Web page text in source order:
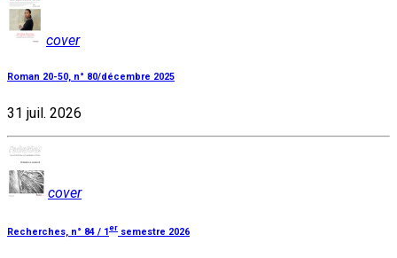
cover
Roman 20-50, n° 80/décembre 2025
31 juil. 2026
cover
Recherches, n° 84 / 1er semestre 2026